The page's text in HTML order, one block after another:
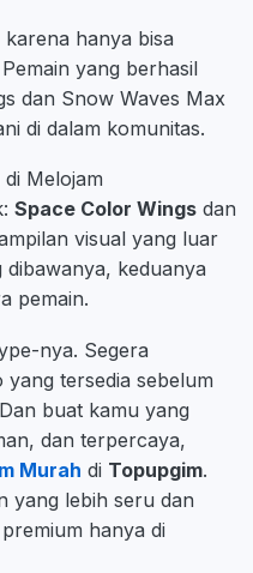
karena hanya bisa
yang berhasil
dan Snow Waves Max
di dalam komunitas.
di Melojam
Space Color Wings dan
visual yang luar
keduanya
pemain.
nya. Segera
tersedia sebelum
buat kamu yang
dan terpercaya,
Murah di Topupgim.
yang lebih seru dan
hanya di